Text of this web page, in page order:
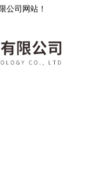
公司网站！